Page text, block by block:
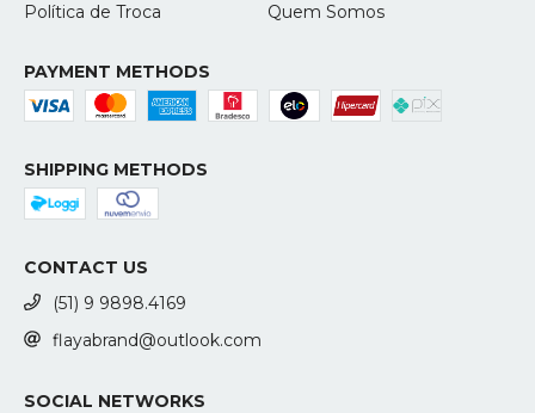
Política de Troca Quem Somos
PAYMENT METHODS
SHIPPING METHODS
CONTACT US
(51) 9 9898.4169
flayabrand@outlook.com
SOCIAL NETWORKS